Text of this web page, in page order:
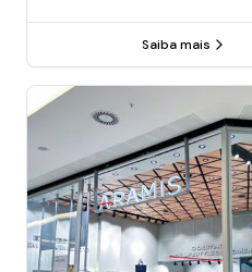
Saiba mais